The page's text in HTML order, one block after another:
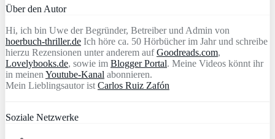
Über den Autor
Hi, ich bin Uwe der Begründer, Betreiber und Admin von
hoerbuch-thriller.de Ich höre ca. 50 Hörbücher im Jahr und schreibe
hierzu Rezensionen unter anderem aufGoodreads.com,
Lovelybooks.de, sowie im Blogger Portal. Meine Videos könnt ihr
in meinen Youtube-Kanal abonnieren.
Mein Lieblingsautor ist Carlos Ruiz Zafón
Soziale Netzwerke